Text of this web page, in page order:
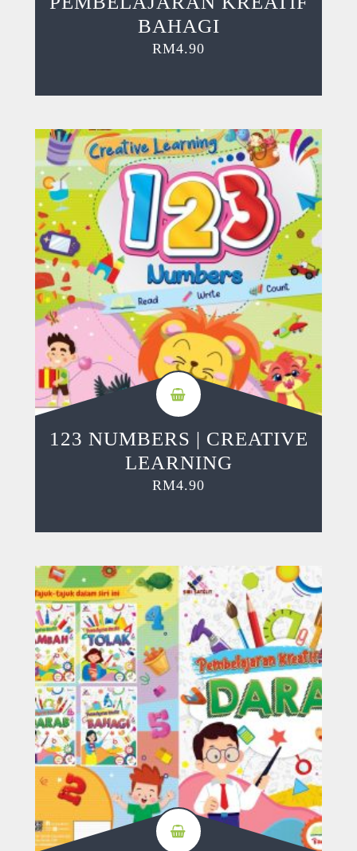
BAHAGI
RM4.90
123 NUMBERS | CREATIVE
LEARNING
RM4.90